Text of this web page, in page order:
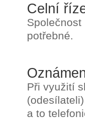
Celní
potřebné.
Při využití
a to